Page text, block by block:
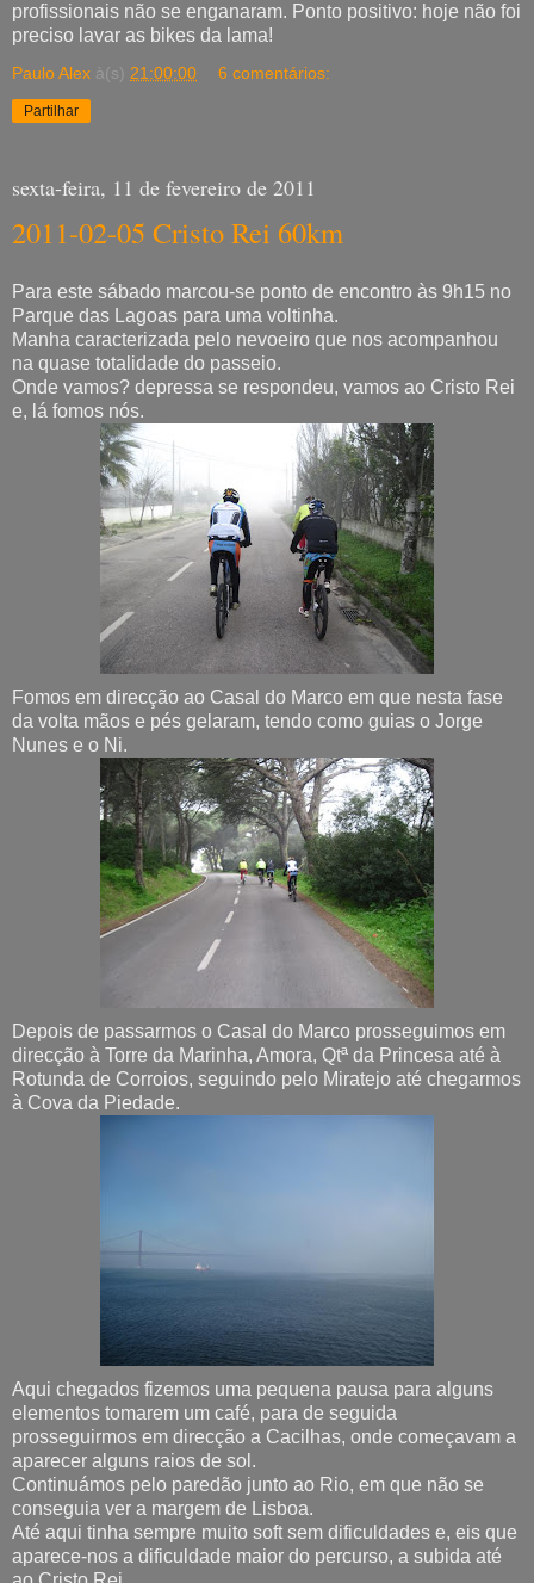
profissionais não se enganaram. Ponto positivo: hoje não foi
preciso lavar as bikes da lama!
Paulo Alex à(s) 21:00:00 6 comentários:
Partilhar
sexta-feira, 11 de fevereiro de 2011
2011-02-05 Cristo Rei 60km
Para este sábado marcou-se ponto de encontro às 9h15 no
Parque das Lagoas para uma voltinha.
Manha caracterizada pelo nevoeiro que nos acompanhou
na quase totalidade do passeio.
Onde vamos? depressa se respondeu, vamos ao Cristo Rei
e, lá fomos nós.
Fomos em direcção ao Casal do Marco em que nesta fase
da volta mãos e pés gelaram, tendo como guias o Jorge
Nunes e o Ni.
Depois de passarmos o Casal do Marco prosseguimos em
direcção à Torre da Marinha, Amora, Qtª da Princesa até à
Rotunda de Corroios, seguindo pelo Miratejo até chegarmos
à Cova da Piedade.
Aqui chegados fizemos uma pequena pausa para alguns
elementos tomarem um café, para de seguida
prosseguirmos em direcção a Cacilhas, onde começavam a
aparecer alguns raios de sol.
Continuámos pelo paredão junto ao Rio, em que não se
conseguia ver a margem de Lisboa.
Até aqui tinha sempre muito soft sem dificuldades e, eis que
aparece-nos a dificuldade maior do percurso, a subida até